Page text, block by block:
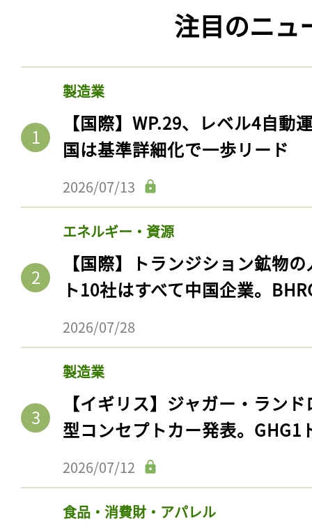
注目のニュ
製造業
【国際】WP.29、レベル4自動
国は基準詳細化で一歩リード
2026/07/13
エネルギー・資源
【国際】トランジション鉱物
ト10社はすべて中国企業。
2026/07/28
製造業
【イギリス】ジャガー・ラン
型コンセプトカー発表。GHG1
2026/07/12
食品・消費財・アパレル